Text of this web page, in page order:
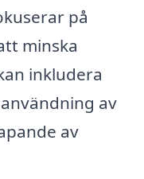
på
minska
inkludera
av
av